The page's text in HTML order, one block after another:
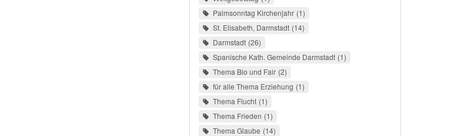
Palmsonntag Kirchenjahr 1
St. Elisabeth, Darmstadt 14
Darmstadt 26
Spanische Kath. Gemeinde Darmstadt 1
Thema Bio und Fair 2
für alle Thema Erziehung 1
Thema Flucht 1
Thema Frieden 1
Thema Glaube 14